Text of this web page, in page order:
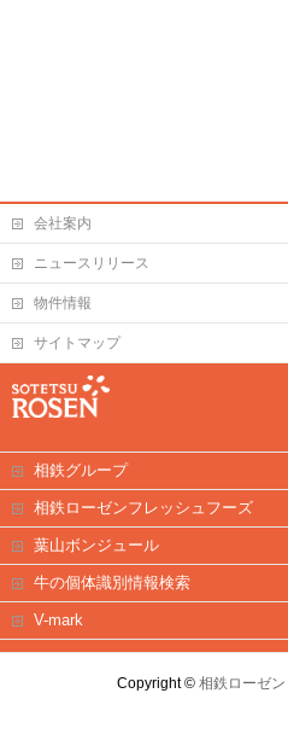
会社案内
ニュースリリース
物件情報
サイトマップ
相鉄グループ
相鉄ローゼンフレッシュフーズ
葉山ボンジュール
牛の個体識別情報検索
V-mark
Copyright © 相鉄ローゼン